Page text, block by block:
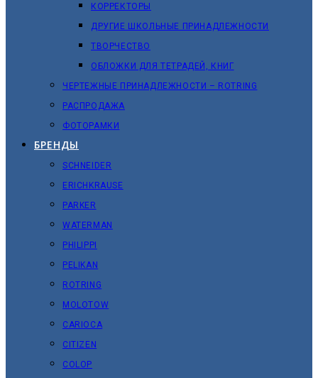
КОРРЕКТОРЫ
ДРУГИЕ ШКОЛЬНЫЕ ПРИНАДЛЕЖНОСТИ
ТВОРЧЕСТВО
ОБЛОЖКИ ДЛЯ ТЕТРАДЕЙ, КНИГ
ЧЕРТЕЖНЫЕ ПРИНАДЛЕЖНОСТИ – ROTRING
РАСПРОДАЖА
ФОТОРАМКИ
БРЕНДЫ
SCHNEIDER
ERICHKRAUSE
PARKER
WATERMAN
PHILIPPI
PELIKAN
ROTRING
MOLOTOW
CARIOCA
CITIZEN
COLOP